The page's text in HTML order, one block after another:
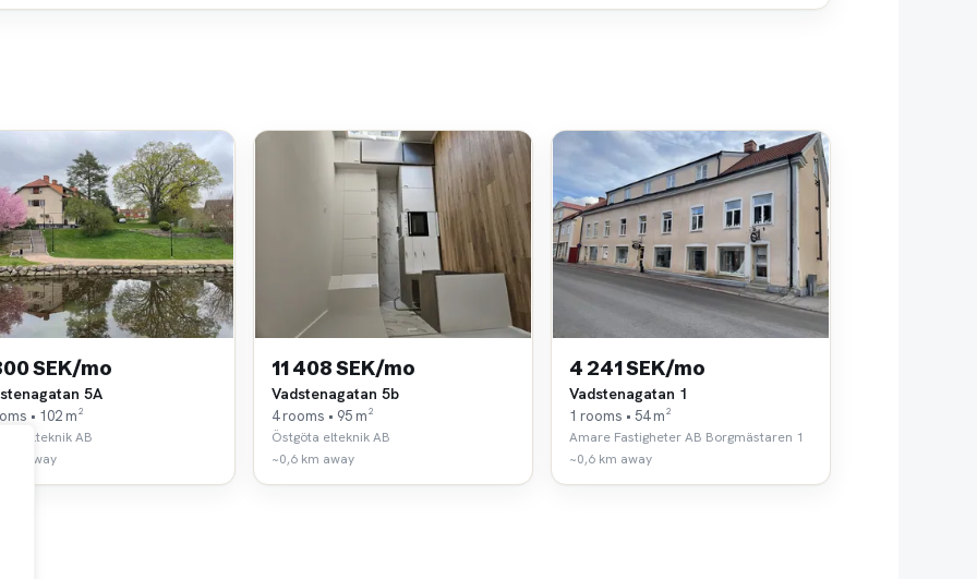
SEK/mo
5A
• 102 m²
elteknik AB
km away
11 408 SEK/mo
Vadstenagatan 5b
4 rooms • 95 m²
Östgöta elteknik AB
~0,6 km away
4 241 SEK/mo
Vadstenagatan 1
1 rooms • 54 m²
Amare Fastigheter AB Borgmästaren 1
~0,6 km away